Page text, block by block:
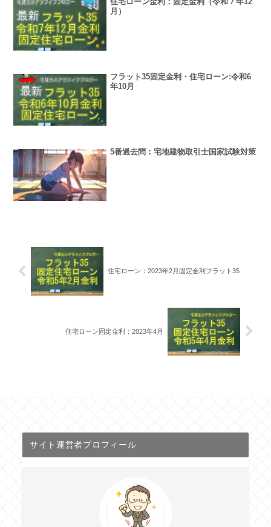
月）
フラット35固定金利・住宅ローン:令和6
年10月
5番過去問：宅地建物取引士国家試験対策
住宅ローン：2023年2月固定金利フラット35
住宅ローン固定金利：2023年4月
サイト運営者プロフィール